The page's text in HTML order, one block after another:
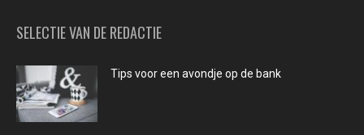
SELECTIE VAN DE REDACTIE
Tips voor een avondje op de bank